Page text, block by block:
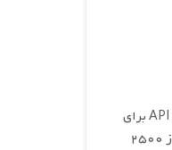
(Check Valve) و شیرهای سماوری (Plug Valve) را برای استفاده در خطوط لوله برای صنایع نفت و گاز طبیعی تعیین می‌کند. API Spec 6D برای
شیرهای زیرزمینی قابل استفاده نیست، زیرا آنها با مشخصات جداگانه‌ای پوشش داده می شوند؛ هم‌چنین برای کلاس‌های فشاری بالاتر از ۲۵۰۰